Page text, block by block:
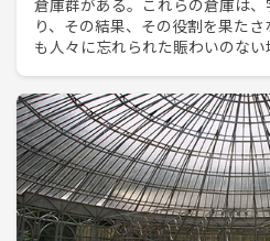
り、その結果、その役割を果た
も人々に忘れられた賑わいのない